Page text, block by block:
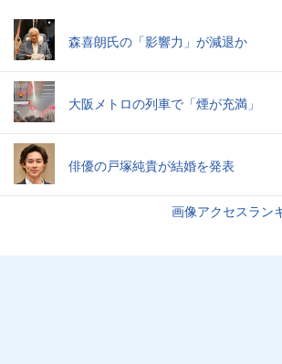
森喜朗氏の「影響力」が減退か
大阪メトロの列車で「煙が充満」
俳優の戸塚純貴が結婚を発表
画像アクセスラン